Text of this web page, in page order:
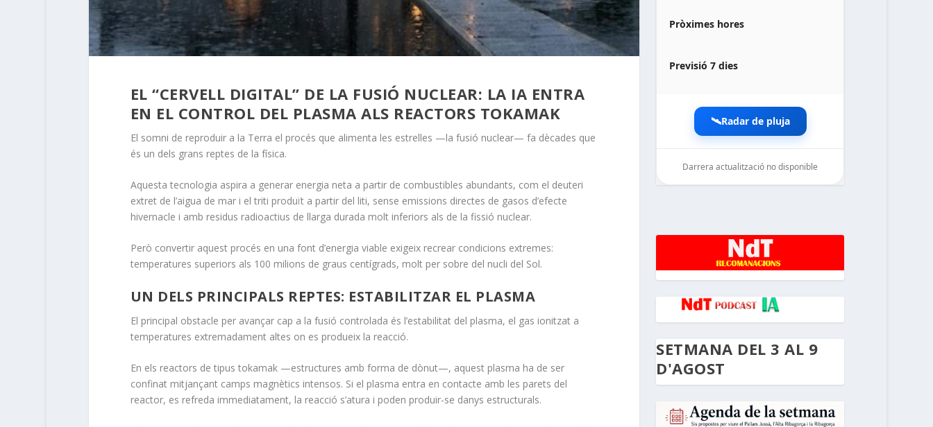
EL “CERVELL DIGITAL” DE LA FUSIÓ NUCLEAR: LA IA ENTRA
EN EL CONTROL DEL PLASMA ALS REACTORS TOKAMAK
El somni de reproduir a la Terra el procés que alimenta les estrelles —la fusió nuclear— fa dècades que
és un dels grans reptes de la física.
Aquesta tecnologia aspira a generar energia neta a partir de combustibles abundants, com el deuteri
extret de l’aigua de mar i el triti produït a partir del liti, sense emissions directes de gasos d’efecte
hivernacle i amb residus radioactius de llarga durada molt inferiors als de la fissió nuclear.
Però convertir aquest procés en una font d’energia viable exigeix recrear condicions extremes:
temperatures superiors als 100 milions de graus centígrads, molt per sobre del nucli del Sol.
UN DELS PRINCIPALS REPTES: ESTABILITZAR EL PLASMA
El principal obstacle per avançar cap a la fusió controlada és l’estabilitat del plasma, el gas ionitzat a
temperatures extremadament altes on es produeix la reacció.
En els reactors de tipus tokamak —estructures amb forma de dònut—, aquest plasma ha de ser
confinat mitjançant camps magnètics intensos. Si el plasma entra en contacte amb les parets del
reactor, es refreda immediatament, la reacció s’atura i poden produir-se danys estructurals.
Pròximes hores
Previsió 7 dies
🛰️Radar de pluja
Darrera actualització no disponible
noticiesdelaterreta.com
SETMANA DEL 3 AL 9
D'AGOST